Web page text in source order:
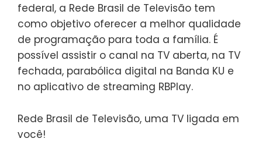
federal, a Rede Brasil de Televisão tem
como objetivo oferecer a melhor qualidade
de programação para toda a família. É
possível assistir o canal na TV aberta, na TV
fechada, parabólica digital na Banda KU e
no aplicativo de streaming RBPlay.
Rede Brasil de Televisão, uma TV ligada em
você!